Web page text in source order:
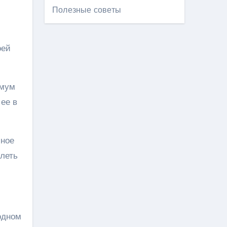
в
Полезные советы